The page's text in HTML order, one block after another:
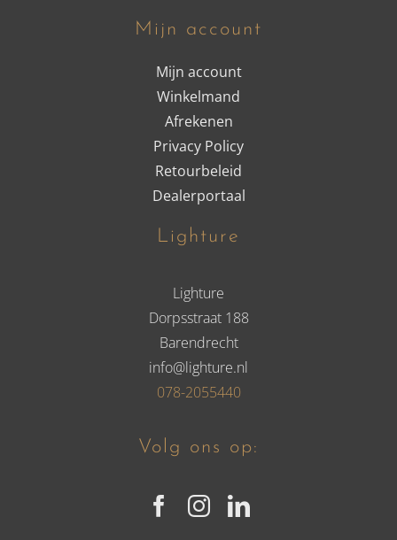
Mijn account
Mijn account
Winkelmand
Afrekenen
Privacy Policy
Retourbeleid
Dealerportaal
Lighture
Lighture
Dorpsstraat 188
Barendrecht
info@lighture.nl
078-2055440
Volg ons op: